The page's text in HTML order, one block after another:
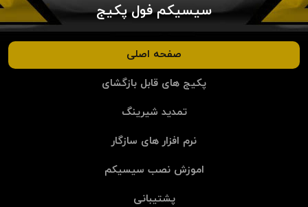
سیسیکم فول پکیج
صفحه اصلی
پکیج های قابل بازگشای
تمدید شیرینگ
نرم افزار های سازگار
اموزش نصب سیسیکم
پشتیبانی